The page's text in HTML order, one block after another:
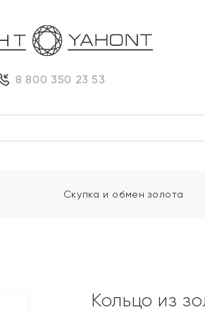
8 800 350 23 53
Скупка и обмен золота
Кольцо из